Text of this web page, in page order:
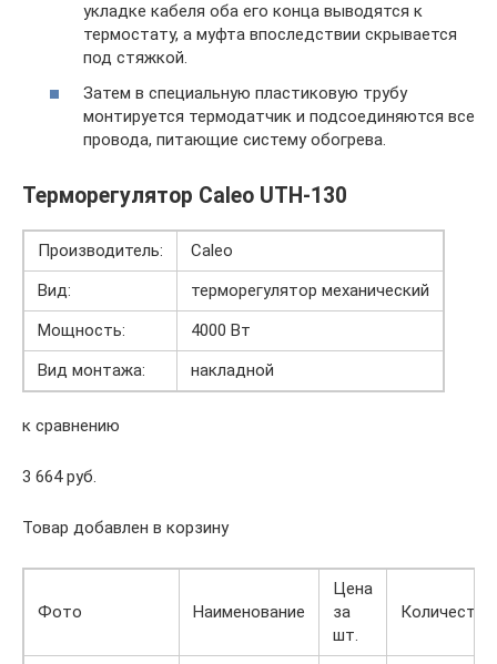
укладке кабеля оба его конца выводятся к
термостату, а муфта впоследствии скрывается
под стяжкой.
Затем в специальную пластиковую трубу
монтируется термодатчик и подсоединяются все
провода, питающие систему обогрева.
Терморегулятор Caleo UTH-130
Производитель:
Caleo
Вид:
терморегулятор механический
Мощность:
4000 Вт
Вид монтажа:
накладной
к сравнению
3 664 руб.
Товар добавлен в корзину
Фото Наименование
Цена
за
шт.
Количество